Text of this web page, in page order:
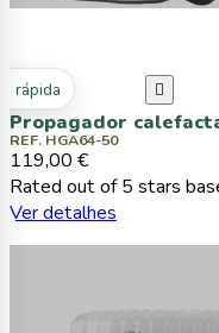
rápida 
Propagador
REF. HGA64-50
119,00 €
Rated out of 5 stars
Ver detalhes